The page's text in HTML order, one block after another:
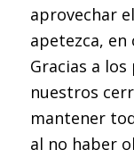
aprovechar
apetezca, en
Gracias a
nuestros
mantener
al no haber